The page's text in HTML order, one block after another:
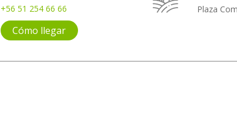
+56 51 254 66 66
Cómo llegar
Plaza